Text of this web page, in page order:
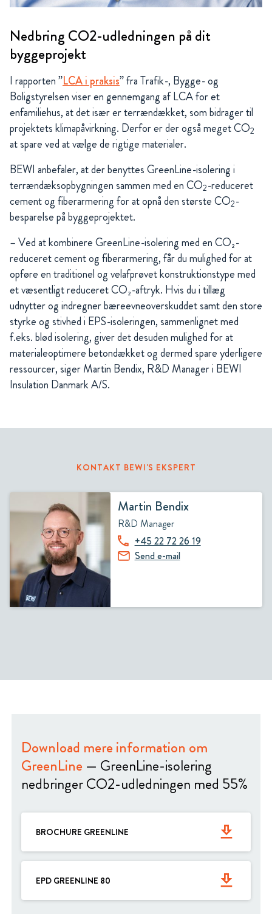
Nedbring CO2-udledningen på dit
byggeprojekt
I rapporten ”LCA i praksis” fra Trafik-, Bygge- og
Boligstyrelsen viser en gennemgang af LCA for et
enfamiliehus, at det især er terrændækket, som bidrager til
projektets klimapåvirkning. Derfor er der også meget CO2
at spare ved at vælge de rigtige materialer.
BEWI anbefaler, at der benyttes GreenLine-isolering i
terrændæksopbygningen sammen med en CO2-reduceret
cement og fiberarmering for at opnå den største CO2-
besparelse på byggeprojektet.
– Ved at kombinere GreenLine-isolering med en CO₂-
reduceret cement og fiberarmering, får du mulighed for at
opføre en traditionel og velafprøvet konstruktionstype med
et væsentligt reduceret CO₂-aftryk. Hvis du i tillæg
udnytter og indregner bæreevneoverskuddet samt den store
styrke og stivhed i EPS-isoleringen, sammenlignet med
f.eks. blød isolering, giver det desuden mulighed for at
materialeoptimere betondækket og dermed spare yderligere
ressourcer, siger Martin Bendix, R&D Manager i BEWI
Insulation Danmark A/S.
KONTAKT BEWI'S EKSPERT
Martin Bendix
R&D Manager
+45 22 72 26 19
Send e-mail
Download mere information om
GreenLine — GreenLine-isolering
nedbringer CO2-udledningen med 55%
BROCHURE GREENLINE get_app
EPD GREENLINE 80 get_app